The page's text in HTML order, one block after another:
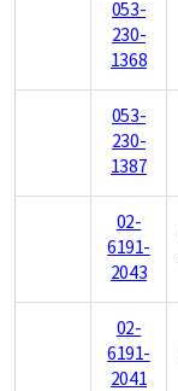
053-
230-
1368
053-
230-
1387
02-
6191-
2043
02-
6191-
2041